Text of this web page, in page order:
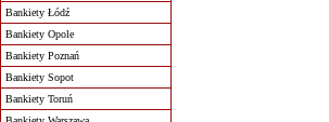
Bankiety Łódź
Bankiety Opole
Bankiety Poznań
Bankiety Sopot
Bankiety Toruń